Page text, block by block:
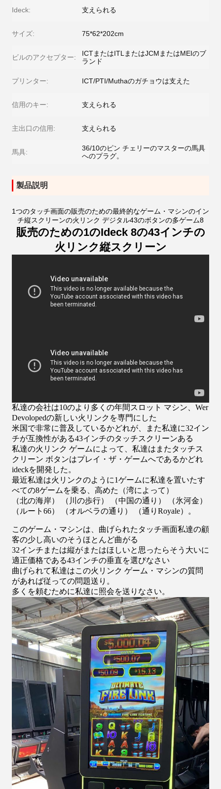
Ideck: 支えられる
サイズ: 75*62*202cm
ビルのアクセプター:
ICTまたはITLまたはJCMまたはMEIのブ
ランド
プリンター: ICT/PTI/Muthaのガチョウは支えた
信用のキー: 支えられる
主出口の信用: 支えられる
馬具:
36/10のピン チェリーのマスターの馬具
へのプラグ。
製品説明
1つのタッチ画面の販売のための最終的なゲーム・マシンのイン
チ縦スクリーンの火リンク デジタル43のボタンの多ゲーム8
販売のための1のIdeck 8の43インチの
火リンク縦スクリーン
私達の会社は10のより多くの年間スロット マシン、Wer
Devolopedの新しい火リンクを専門にした
米国で非常に普及しているかどれが、また私達に32イン
チが互換性がある43インチのタッチスクリーンある
私達の火リンク ゲームによって、私達はまたタッチス
クリーン ボタンはプレイ・ザ・ゲームへであるかどれ
ideckを開発した。
最近私達は火リンクのように1ゲームに私達を置いたす
べての8ゲームを乗る、高めた（湾によって）
（北の海岸） （川の歩行） （中国の通り）
（氷河金）
（ルート66） （オルベラの通り） （通りRoyale）。
このゲーム・マシンは、曲げられたタッチ画面私達の顧
客の少し高いのそうほとんど曲がる
32インチまたは縦がまたはほしいと思ったらそう大いに
適正価格である43インチの垂直を選びなさい
曲げられて私達はこの火リンク ゲーム・マシンの質問
があれば従っての問題送り。
多くを頼むために私達に照会を送りなさい。